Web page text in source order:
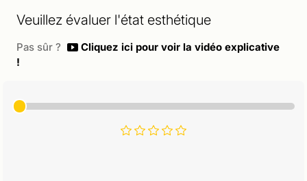
Veuillez évaluer l'état esthétique
Pas sûr ?
Cliquez ici pour voir la vidéo explicative
!